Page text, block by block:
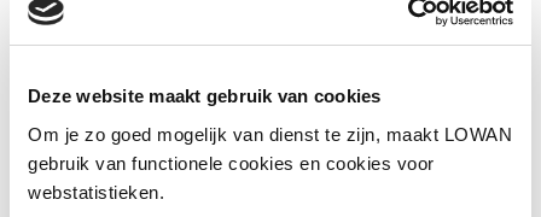
Deze website maakt gebruik van cookies
Om je zo goed mogelijk van dienst te zijn, maakt LOWAN
gebruik van functionele cookies en cookies voor
webstatistieken.